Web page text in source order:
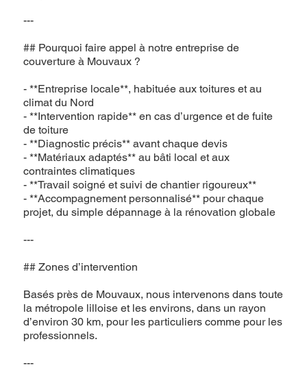
---
## Pourquoi faire appel à notre entreprise de
couverture à Mouvaux ?
- **Entreprise locale**, habituée aux toitures et au
climat du Nord
- **Intervention rapide** en cas d’urgence et de fuite
de toiture
- **Diagnostic précis** avant chaque devis
- **Matériaux adaptés** au bâti local et aux
contraintes climatiques
- **Travail soigné et suivi de chantier rigoureux**
- **Accompagnement personnalisé** pour chaque
projet, du simple dépannage à la rénovation globale
---
## Zones d’intervention
Basés près de Mouvaux, nous intervenons dans toute
la métropole lilloise et les environs, dans un rayon
d’environ 30 km, pour les particuliers comme pour les
professionnels.
---